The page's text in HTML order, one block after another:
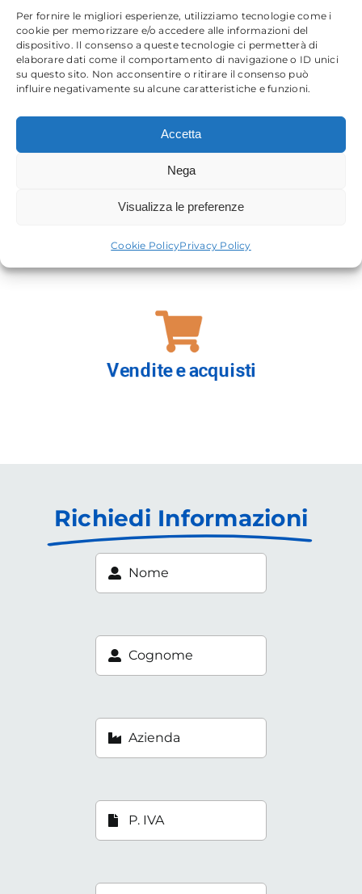
Per fornire le migliori esperienze, utilizziamo tecnologie come i
cookie per memorizzare e/o accedere alle informazioni del
dispositivo. Il consenso a queste tecnologie ci permetterà di
elaborare dati come il comportamento di navigazione o ID unici
su questo sito. Non acconsentire o ritirare il consenso può
influire negativamente su alcune caratteristiche e funzioni.
Accetta
Nega
Visualizza le preferenze
Cookie PolicyPrivacy Policy
Moduli
Richiedi Informazioni